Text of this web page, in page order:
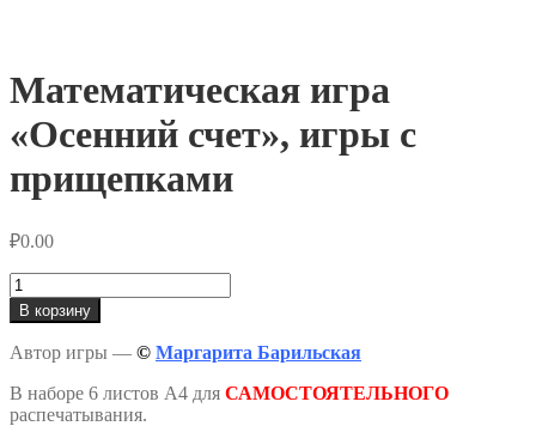
Математическая игра
«Осенний счет», игры с
прищепками
₽0.00
Количество
товара
Математическая
игра
«Осенний
счет»,
игры
В корзину
Автор игры — © Маргарита Барильская
В наборе 6 листов А4 для САМОСТОЯТЕЛЬНОГО
распечатывания.